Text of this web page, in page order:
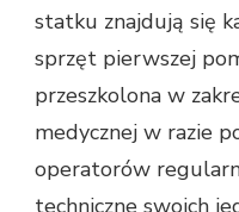
statku znajdują się
sprzęt pierwszej
przeszkolona w
medycznej w razie
operatorów
techniczne swoich